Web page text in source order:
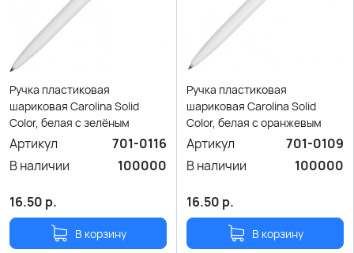
Ручка пластиковая
шариковая Carolina Solid
Color, белая с зелёным
Артикул
701-0116
В наличии
100000
16.50 р.
В корзину
Ручка пластиковая
шариковая Carolina Solid
Color, белая с оранжевым
Артикул
701-0109
В наличии
100000
16.50 р.
В корзину